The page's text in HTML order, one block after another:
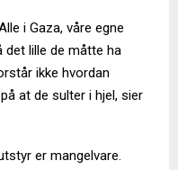
i Gaza, våre egne
det lille de måtte ha
ikke hvordan
at de sulter i hjel, sier
er mangelvare.